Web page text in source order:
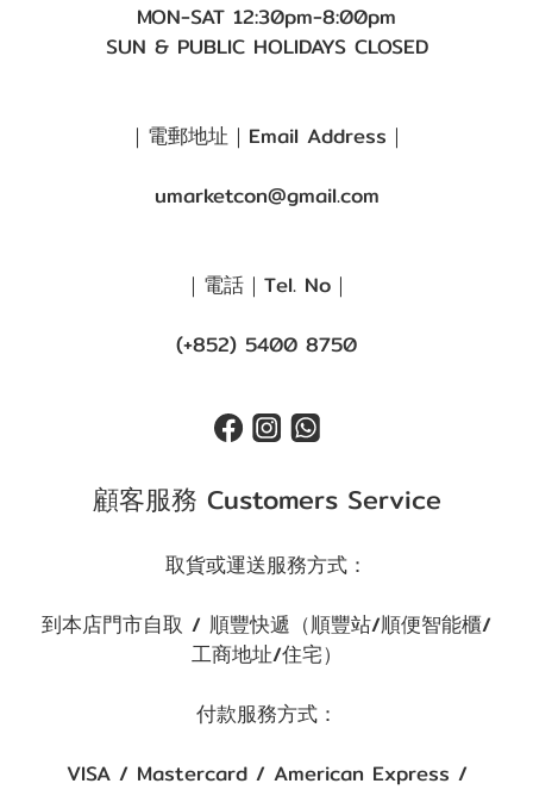
MON-SAT 12:30pm-8:00pm
SUN & PUBLIC HOLIDAYS CLOSED
｜電郵地址｜Email Address｜
umarketcon@gmail.com
｜電話｜Tel. No｜
(+852) 5400 8750
顧客服務 Customers Service
取貨或運送服務方式：
到本店門市自取 / 順豐快遞（順豐站/順便智能櫃/
工商地址/住宅）
付款服務方式：
VISA / Mastercard / American Express /